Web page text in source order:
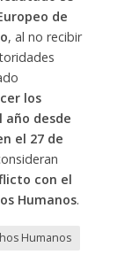
de
, al no recibir
los
desde
el 27 de
con el
Humanos.
Humanos